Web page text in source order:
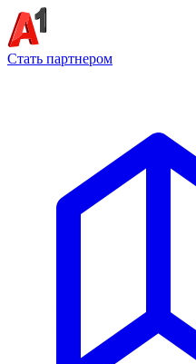
Стать партнером